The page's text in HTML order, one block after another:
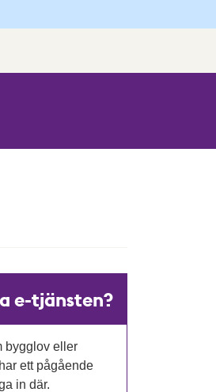
e-tjänsten?
bygglov eller
ett pågående
in där.